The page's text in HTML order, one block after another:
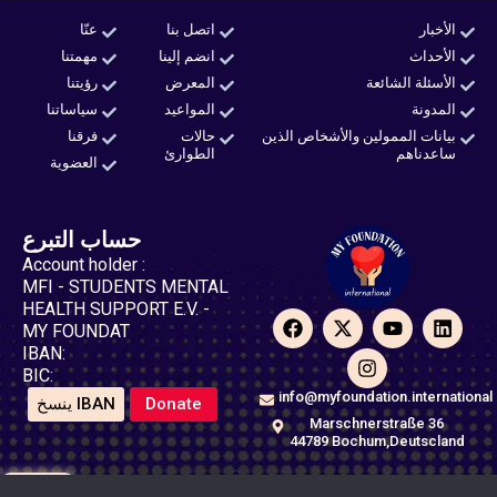
F
a
c
e
b
o
o
k
X
-
t
w
i
t
t
e
r
Y
o
u
u
b
e
L
i
n
k
e
d
i
n
n
s
t
a
g
r
a
m
info@myfoundation.international
Marschnerstraße 36
44789 Bochum,Deutscland
حساب التبرع
Account holder :
MFI - STUDENTS MENTAL
HEALTH SUPPORT E.V. -
MY FOUNDAT
IBAN:
BIC:
ينسخ IBAN Donate
عنّا
مهمتنا
رؤيتنا
سياساتنا
فرقنا
العضوية
اتصل بنا
انضم إلينا
المعرض
المواعيد
حالات
الطوارئ
الأخبار
الأحداث
الأسئلة الشائعة
المدونة
بيانات الممولين والأشخاص الذين
ساعدناهم